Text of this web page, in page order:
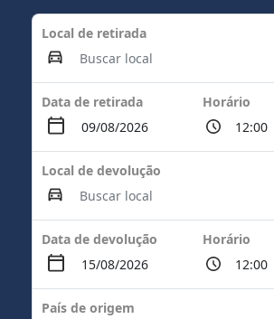
Local de retirada
Data de retirada Horário
Local de devolução
Data de devolução Horário
País de origem